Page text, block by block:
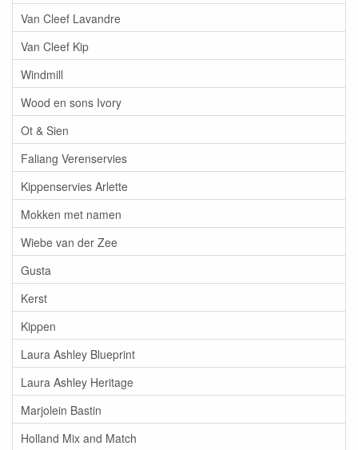
Van Cleef Lavandre
Van Cleef Kip
Windmill
Wood en sons Ivory
Ot & Sien
Faliang Verenservies
Kippenservies Arlette
Mokken met namen
Wiebe van der Zee
Gusta
Kerst
Kippen
Laura Ashley Blueprint
Laura Ashley Heritage
Marjolein Bastin
Holland Mix and Match